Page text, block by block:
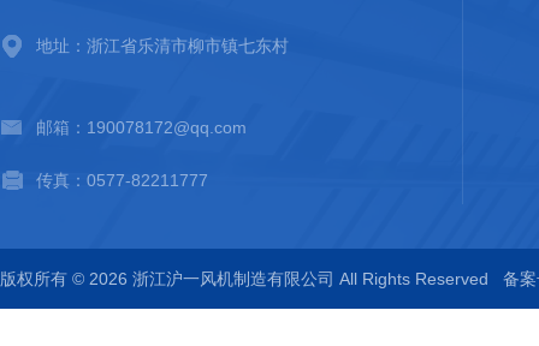
地址：浙江省乐清市柳市镇七东村
邮箱：190078172@qq.com
传真：0577-82211777
版权所有 © 2026 浙江沪一风机制造有限公司 All Rights Reserved 备